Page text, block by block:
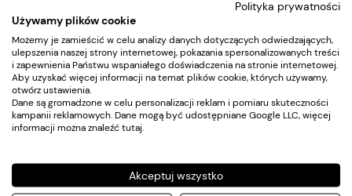
Solidna, kwadratowa podstawazapewnia stabilność
Polityka prywatności
Używamy plików cookie
Możemy je zamieścić w celu analizy danych dotyczących odwiedzających,
ulepszenia naszej strony internetowej, pokazania spersonalizowanych treści
i zapewnienia Państwu wspaniałego doświadczenia na stronie internetowej.
Aby uzyskać więcej informacji na temat plików cookie, których używamy,
otwórz ustawienia.
Dane są gromadzone w celu personalizacji reklam i pomiaru skuteczności
kampanii reklamowych. Dane mogą być udostępniane Google LLC, więcej
informacji można znaleźć tutaj
Akceptuj wszystko